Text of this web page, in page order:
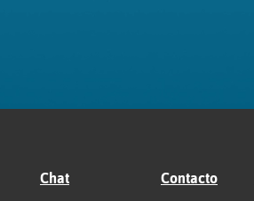
Chat
Contacto